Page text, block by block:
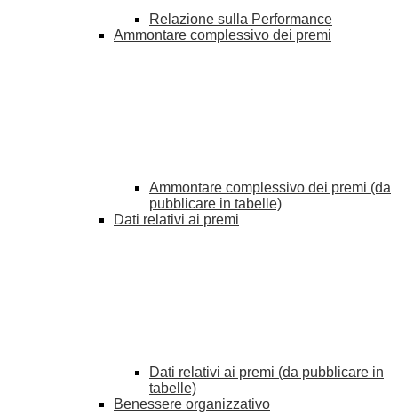
Relazione sulla Performance
Ammontare complessivo dei premi
Ammontare complessivo dei premi (da
pubblicare in tabelle)
Dati relativi ai premi
Dati relativi ai premi (da pubblicare in
tabelle)
Benessere organizzativo